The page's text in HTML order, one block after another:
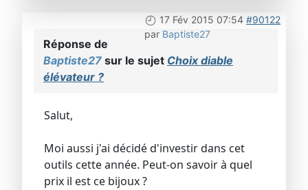
17 Fév 2015 07:54 #90122
par Baptiste27
Réponse de
Baptiste27 sur le sujet Choix diable
élévateur ?
Salut,
Moi aussi j'ai décidé d'investir dans cet
outils cette année. Peut-on savoir à quel
prix il est ce bijoux ?